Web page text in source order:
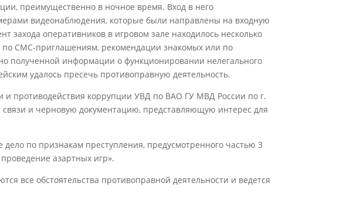
преимущественно в ночное время. Вход в него
видеонаблюдения, которые были направлены на входную
захода оперативников в игровом зале находилось несколько
по СМС-приглашениям, рекомендации знакомых или по
полученной информации о функционировании нелегального
удалось пресечь противоправную деятельность.
и противодействия коррупции УВД по ВАО ГУ МВД России по г.
связи и черновую документацию, представляющую интерес для
по признакам преступления, предусмотренного частью 3
азартных игр».
все обстоятельства противоправной деятельности и ведется